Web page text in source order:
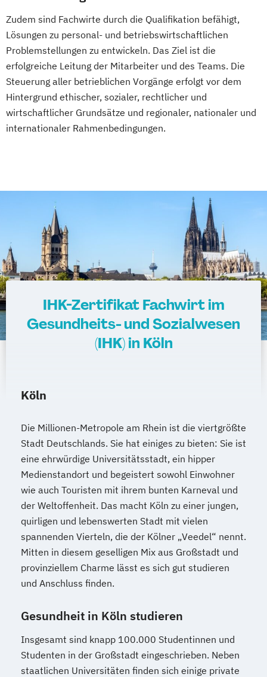
Fachkraft für Betriebliches
Gesundheitsmanagement
Fachtrainer/in für Sportrehabilitation
Fachwirt/in für Prävention und
Gesundheitsförderung (IHK)
Fachwirt/in im Gesundheits- und
Sozialwesen (IHK)
Food Coach
Geprüfter Fachwirt im Betrieblichen
Gesundheitsmanagement
Gesundheitscoach
Heilpraktiker - Vorbereitung auf die
amtsärztliche Überprüfung
Ketogene Ernährung
Kindersport Trainer
Life Coach
Spiroergometrie im Gesundheitssport
Wellness- und Spa-Management
Zudem sind Fachwirte durch die Qualifikation befähigt,
Lösungen zu personal- und betriebswirtschaftlichen
Problemstellungen zu entwickeln. Das Ziel ist die
erfolgreiche Leitung der Mitarbeiter und des Teams. Die
Steuerung aller betrieblichen Vorgänge erfolgt vor dem
Hintergrund ethischer, sozialer, rechtlicher und
wirtschaftlicher Grundsätze und regionaler, nationaler und
internationaler Rahmenbedingungen.
IHK-Zertifikat Fachwirt im
Gesundheits- und Sozialwesen
(IHK) in Köln
Köln
Die Millionen-Metropole am Rhein ist die viertgrößte
Stadt Deutschlands. Sie hat einiges zu bieten: Sie ist
eine ehrwürdige Universitätsstadt, ein hipper
Medienstandort und begeistert sowohl Einwohner
wie auch Touristen mit ihrem bunten Karneval und
der Weltoffenheit. Das macht Köln zu einer jungen,
quirligen und lebenswerten Stadt mit vielen
spannenden Vierteln, die der Kölner „Veedel“ nennt.
Mitten in diesem geselligen Mix aus Großstadt und
provinziellem Charme lässt es sich gut studieren
und Anschluss finden.
Gesundheit in Köln studieren
Insgesamt sind knapp 100.000 Studentinnen und
Studenten in der Großstadt eingeschrieben. Neben
staatlichen Universitäten finden sich einige private